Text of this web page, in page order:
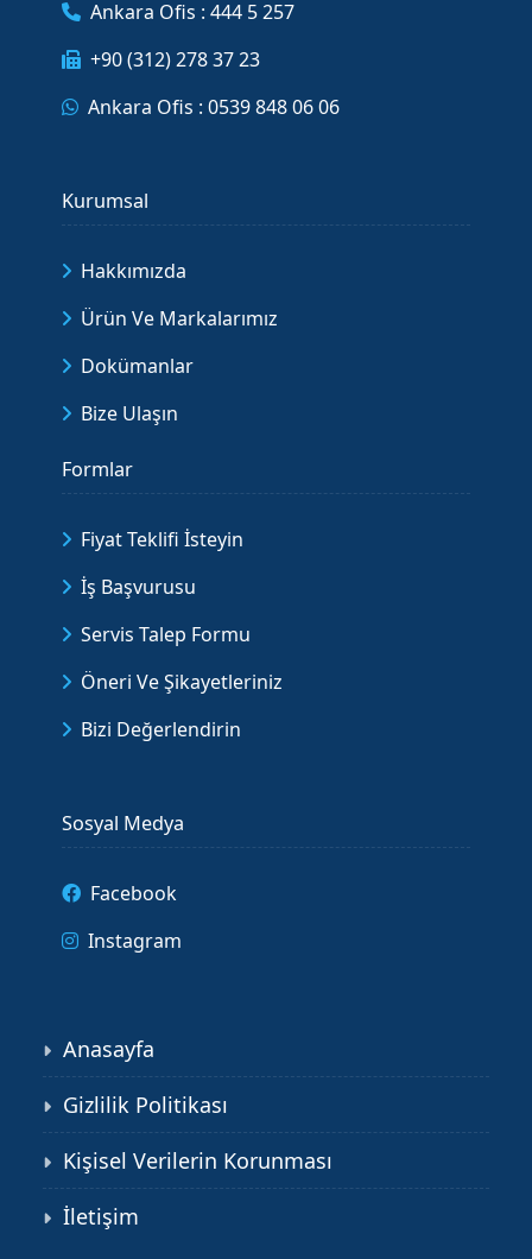
Ankara Ofis : 444 5 257
+90 (312) 278 37 23
Ankara Ofis : 0539 848 06 06
Kurumsal
Hakkımızda
Ürün Ve Markalarımız
Dokümanlar
Bize Ulaşın
Formlar
Fiyat Teklifi İsteyin
İş Başvurusu
Servis Talep Formu
Öneri Ve Şikayetleriniz
Bizi Değerlendirin
Sosyal Medya
Facebook
Instagram
Anasayfa
Gizlilik Politikası
Kişisel Verilerin Korunması
İletişim